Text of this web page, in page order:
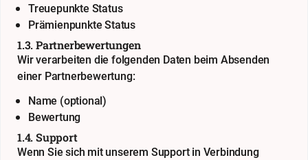
Treuepunkte Status
Prämienpunkte Status
1.3. Partnerbewertungen
Wir verarbeiten die folgenden Daten beim Absenden
einer Partnerbewertung:
Name (optional)
Bewertung
1.4. Support
Wenn Sie sich mit unserem Support in Verbindung